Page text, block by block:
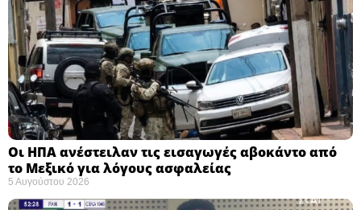
Οι ΗΠΑ ανέστειλαν τις εισαγωγές αβοκάντο από
το Μεξικό για λόγους ασφαλείας
5 Αυγούστου 2026